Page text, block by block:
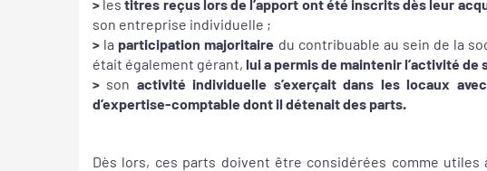
> lestitres reçus lors de l’apport ont été inscrits dès leur
son entreprise individuelle ;
> la participation majoritaire du contribuable au sein de la
était également gérant, lui a permis de maintenir l’activité
> son activité individuelle s’exerçait dans les locaux
d’expertise-comptable dont il détenait des parts.
Dès lors, ces parts doivent être considérées comme